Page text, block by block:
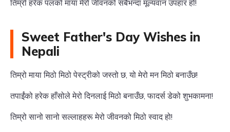
तिम्रो हरेक पलको माया मेरो जीवनको सबैभन्दा मूल्यवान उपहार हो!
Sweet Father's Day Wishes in
Nepali
तिम्रो माया मिठो मिठो पेस्ट्रीको जस्तो छ, यो मेरो मन मिठो बनाउँछ!
तपाईंको हरेक हाँसोले मेरो दिनलाई मिठो बनाउँछ, फादर्स डेको शुभकामना!
तिम्रो सानो सानो सल्लाहहरू मेरो जीवनको मिठो स्वाद हो!